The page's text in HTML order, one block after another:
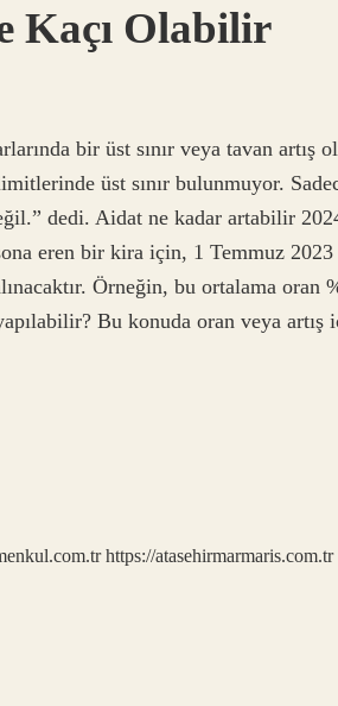
Kaçı Olabilir
bir üst sınır veya tavan artış
üst sınır bulunmuyor.
dedi. Aidat ne kadar artabilir
eren bir kira için, 1 Temmuz
Örneğin, bu ortalama oran
Bu konuda oran veya
https://atasehirmarmaris.com.tr